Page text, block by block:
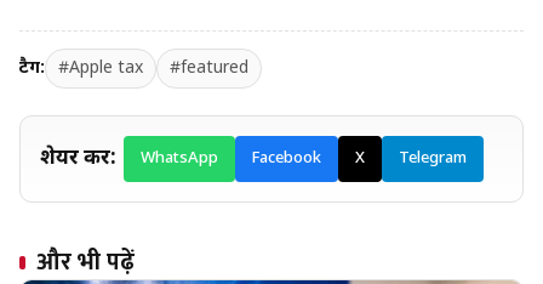
टैग: #Apple tax #featured
शेयर करें: WhatsApp Facebook X Telegram
और भी पढ़ें